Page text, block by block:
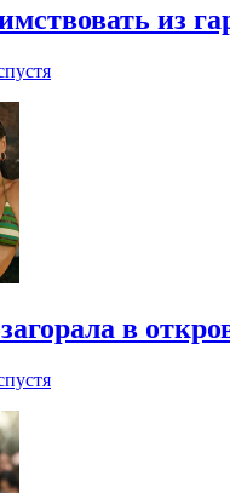
из
в